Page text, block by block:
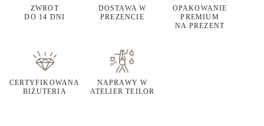
ZWROT
DO 14 DNI
DOSTAWA W
PREZENCIE
OPAKOWANIE
PREMIUM
NA PREZENT
CERTYFIKOWANA
BIŻUTERIA
NAPRAWY W
ATELIER TEILOR